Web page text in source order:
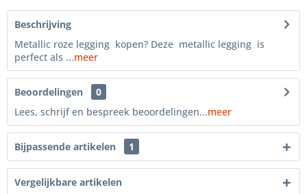
Beschrijving
Metallic roze legging kopen? Deze metallic legging is
perfect als ...meer
Beoordelingen
0
Lees, schrijf en bespreek beoordelingen...meer
Bijpassende artikelen 1
Vergelijkbare artikelen